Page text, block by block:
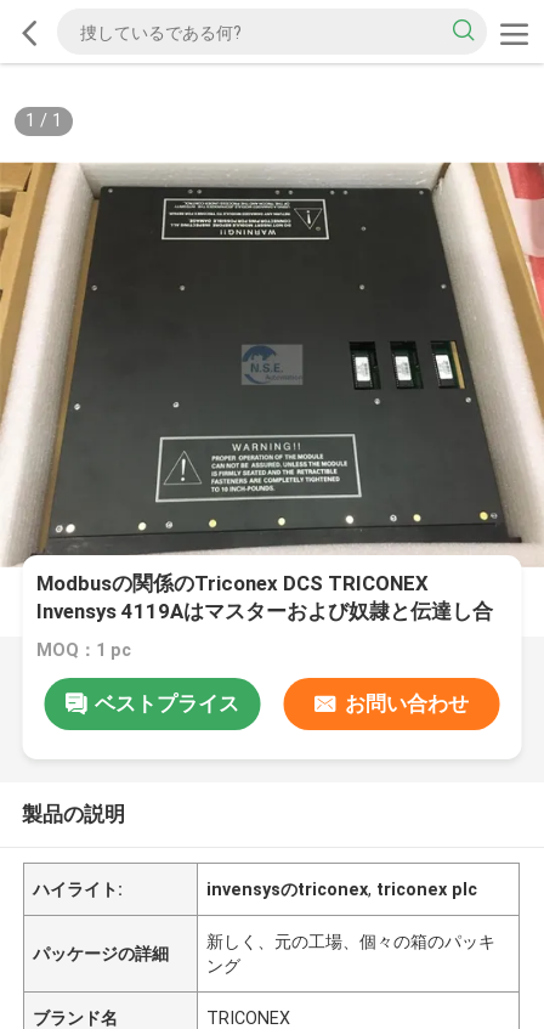
1 / 1
Modbusの関係のTriconex DCS TRICONEX
Invensys 4119Aはマスターおよび奴隷と伝達し合
います
MOQ：1 pc
ベストプライス お問い合わせ
製品の説明
ハイライト: invensysのtriconex, triconex plc
パッケージの詳細
新しく、元の工場、個々の箱のパッキ
ング
ブランド名 TRICONEX